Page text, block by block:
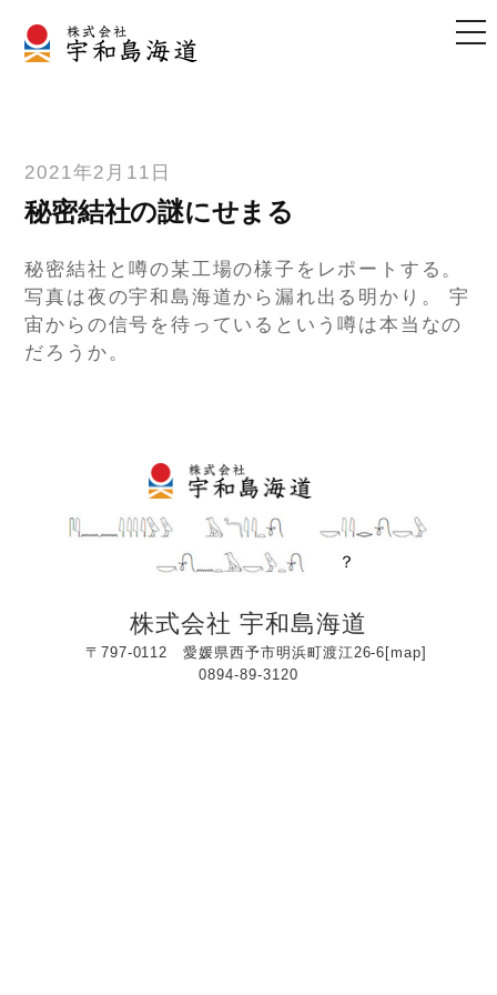
コ
ン
ス
ッ
プ
メ
ニ
2021年2月11日
秘密結社の謎にせまる
秘密結社と噂の某工場の様子をレポートする。
写真は夜の宇和島海道から漏れ出る明かり。 宇
宙からの信号を待っているという噂は本当なの
だろうか。
？
株式会社 宇和島海道
〒797-0112 愛媛県西予市明浜町渡江26-6[map]
0894-89-3120